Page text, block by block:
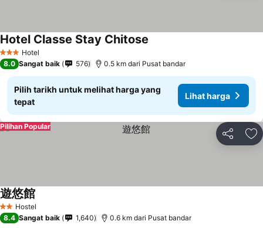
3 BintangHotel
Hotel Classe Stay Chitose
8.0 Sangat baik 576 0.5 km dari Pusat bandar
Pilih tarikh untuk melihat harga yang
tepat
Lihat harga
Kongsi
Pilihan Popular
2 Bintang
Hostel
遊悠館
8.4 Sangat baik 1,640 0.6 km dari Pusat bandar